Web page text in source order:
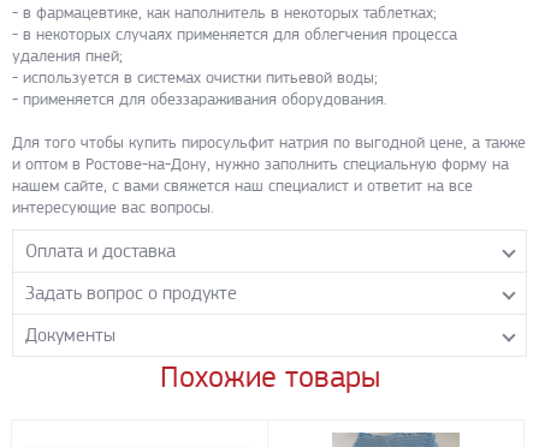
- в фармацевтике, как наполнитель в некоторых таблетках;
- в некоторых случаях применяется для облегчения процесса
удаления пней;
- используется в системах очистки питьевой воды;
- применяется для обеззараживания оборудования.
Для того чтобы купить пиросульфит натрия по выгодной цене, а также
и оптом в Ростове-на-Дону, нужно заполнить специальную форму на
нашем сайте, с вами свяжется наш специалист и ответит на все
интересующие вас вопросы.
Оплата и доставка
Самовывоз с нашего склада
Транспортные компании
Бесплатная доставка до терминала ПЭК
Задать вопрос о продукте
Задайте нашим менеджерам вопрос о данном продукте.
Все поля формы обязательны к заполнению.
Документы
- PDF 165.8 КБ
Похожие товары